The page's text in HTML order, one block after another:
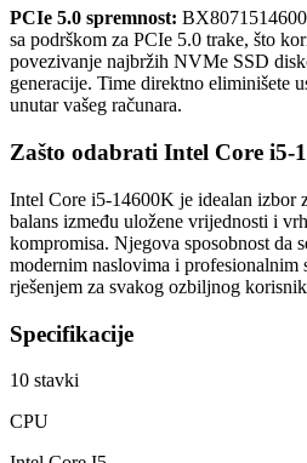
PCIe 5.0 spremnost:
sa podrškom za PCIe 5.0 trake, što
povezivanje najbržih NVMe SSD
generacije. Time direktno eliminišete
unutar vašeg računara.
Zašto odabrati Intel Core i5-
Intel Core i5-14600K je idealan izbor
balans između uložene vrijednosti i
kompromisa. Njegova sposobnost da
modernim naslovima i
rješenjem za svakog ozbiljnog
Specifikacije
10 stavki
CPU